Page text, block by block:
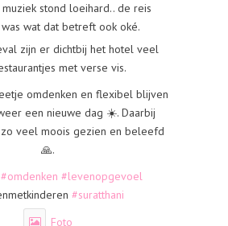
stond loeihard.. de reis
wat dat betreft ook oké.
zijn er dichtbij het hotel veel
met verse vis.
omdenken en flexibel blijven
een nieuwe dag ☀️. Daarbij
veel moois gezien en beleefd
🙏.
#omdenken #levenopgevoel
#suratthani
Foto